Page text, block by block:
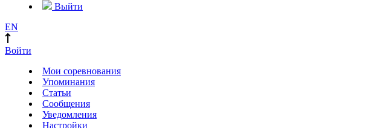
Выйти
EN
Войти
Мои соревнования
Упоминания
Статьи
Сообщения
Уведомления
Настройки